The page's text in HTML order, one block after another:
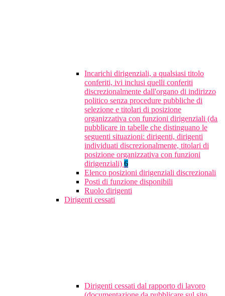
Incarichi dirigenziali, a qualsiasi titolo
conferiti, ivi inclusi quelli conferiti
discrezionalmente dall'organo di indirizzo
politico senza procedure pubbliche di
selezione e titolari di posizione
organizzativa con funzioni dirigenziali (da
pubblicare in tabelle che distinguano le
seguenti situazioni: dirigenti, dirigenti
individuati discrezionalmente, titolari di
posizione organizzativa con funzioni
dirigenziali) 6
Elenco posizioni dirigenziali discrezionali
Posti di funzione disponibili
Ruolo dirigenti
Dirigenti cessati
Dirigenti cessati dal rapporto di lavoro